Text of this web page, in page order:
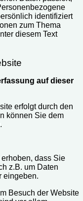
identifiziert
zum Thema
diesem Text
auf dieser
erfolgt durch den
können Sie dem
dass Sie
z.B. um Daten
eingeben.
Besuch der Website